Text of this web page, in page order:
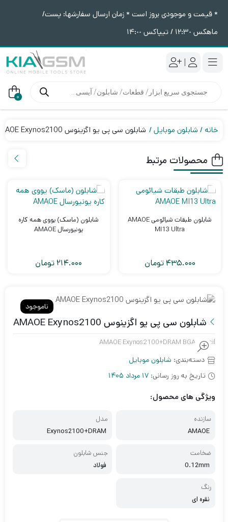
* قیمت و موجودی بروز است * زمان ارسال سفارشها: پست/
ماهکس ١٢:٣٠ / تیپاکس ١۴:٠٠
|
محصولات 0
خانه شابلون موبایل شابلون سی پی یو اگزینوس AMAOE Exynos2100
محصولات مرتبط
شابلون طبقات شیائومی AMAOE
MI13 Ultra
435.000 تومان
شابلون (ماسک) یووی همه کاره
یونیورسال AMAOE
214.000 تومان
ناموجود
شابلون سی پی یو اگزینوس AMAOE Exynos2100
AMAOE Exynos2100+DRAM BGA stencil
دسته‌بندی: شابلون موبایل
تاریخ به روز رسانی: 17 مرداد 1405
ویژگی های محصول:
سازنده
AMAOE
مدل
Exynos2100+DRAM
ضخامت
0.12mm
جنس شابلون
فولاد
رنگ
نقره ای